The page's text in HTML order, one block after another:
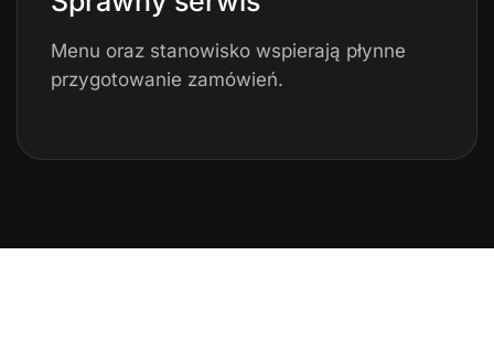
Menu oraz stanowisko wspierają płynne
przygotowanie zamówień.